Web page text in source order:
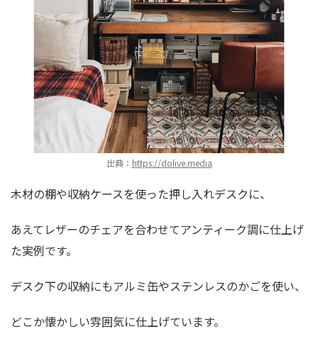
出典： https://dolive.media
木材の棚や収納ケースを使った押し入れデスクに、
あえてレザーのチェアを合わせてアンティーク調に仕上げ
た実例です。
デスク下の収納にもアルミ缶やステンレスのかごを使い、
どこか懐かしい雰囲気に仕上げています。